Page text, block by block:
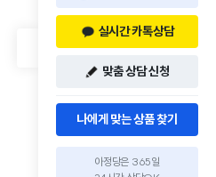
실시간 카톡상담
맞춤 상담 신청
나에게 맞는 상품 찾기
아정당은 365일